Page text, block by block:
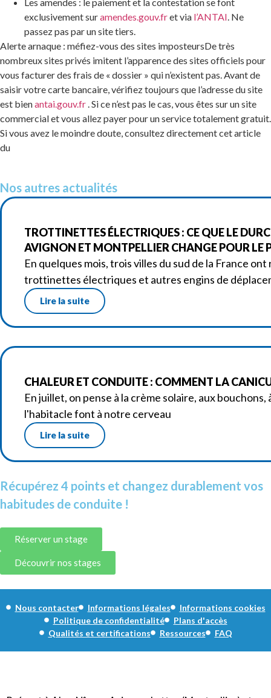
exclusivement suramendes.gouv.fret via l’ANTAI. Ne
passez pas par un site tiers.
Alerte arnaque : méfiez-vous des sites imposteursDe très
nombreux sites privés imitent l’apparence des sites officiels pour
vous facturer des frais de « dossier » qui n’existent pas. Avant de
saisir votre carte bancaire, vérifiez toujours que l’adresse du site
est bienantai.gouv.fr. Si ce n’est pas le cas, vous êtes sur un site
commercial et vous allez payer pour un service totalement gratuit.
Si vous avez le moindre doute, consultez directement cet article
du
Nos autres actualités
TROTTINETTES ÉLECTRIQUES : CE QUE LE
AVIGNON ET MONTPELLIER CHANGE POUR LE
En quelques mois, trois villes du sud de la France
trottinettes électriques et autres engins de
Lire la suite
CHALEUR ET CONDUITE : COMMENT LA
En juillet, on pense à la crème solaire, aux
l'habitacle font à notre cerveau
Lire la suite
Récupérez 4 points et changez durablement vos
habitudes de conduite !
Réserver un stage
Découvrir nos stages
Nous contacter Informations légales
Informations cookies
Politique de confidentialité
Plans d'accès
Qualités et certifications
Ressources FAQ